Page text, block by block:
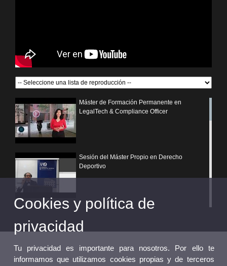
Máster de Formación Permanente en
LegalTech & Compliance Officer
Sesión del Máster Propio en Derecho
Deportivo
¿Por qué elegir un postgrado propio de la
Universitat de València?
Cookies y política de
privacidad
Tu privacidad es importante para nosotros. Por ello te
informamos que utilizamos cookies propias y de terceros